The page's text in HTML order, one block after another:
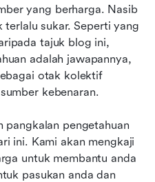
yang berharga. Nasib
sukar. Seperti yang
tajuk blog ini,
adalah jawapannya,
otak kolektif
kebenaran.
pangkalan pengetahuan
ini. Kami akan mengkaji
untuk membantu anda
pasukan anda dan
teratas pada
pangkalan
pasukan anda